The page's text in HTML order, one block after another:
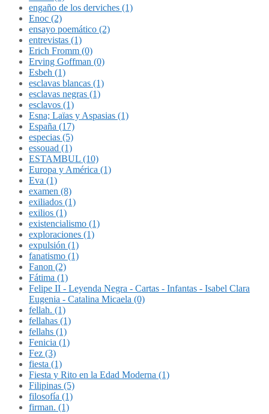
engaño de los derviches (1)
Enoc (2)
ensayo poemático (2)
entrevistas (1)
Erich Fromm (0)
Erving Goffman (0)
Esbeh (1)
esclavas blancas (1)
esclavas negras (1)
esclavos (1)
Esna; Laïas y Aspasias (1)
España (17)
especias (5)
essouad (1)
ESTAMBUL (10)
Europa y América (1)
Eva (1)
examen (8)
exiliados (1)
exilios (1)
existencialismo (1)
exploraciones (1)
expulsión (1)
fanatismo (1)
Fanon (2)
Fátima (1)
Felipe II - Leyenda Negra - Cartas - Infantas - Isabel Clara
Eugenia - Catalina Micaela (0)
fellah. (1)
fellahas (1)
fellahs (1)
Fenicia (1)
Fez (3)
fiesta (1)
Fiesta y Rito en la Edad Moderna (1)
Filipinas (5)
filosofía (1)
firman. (1)